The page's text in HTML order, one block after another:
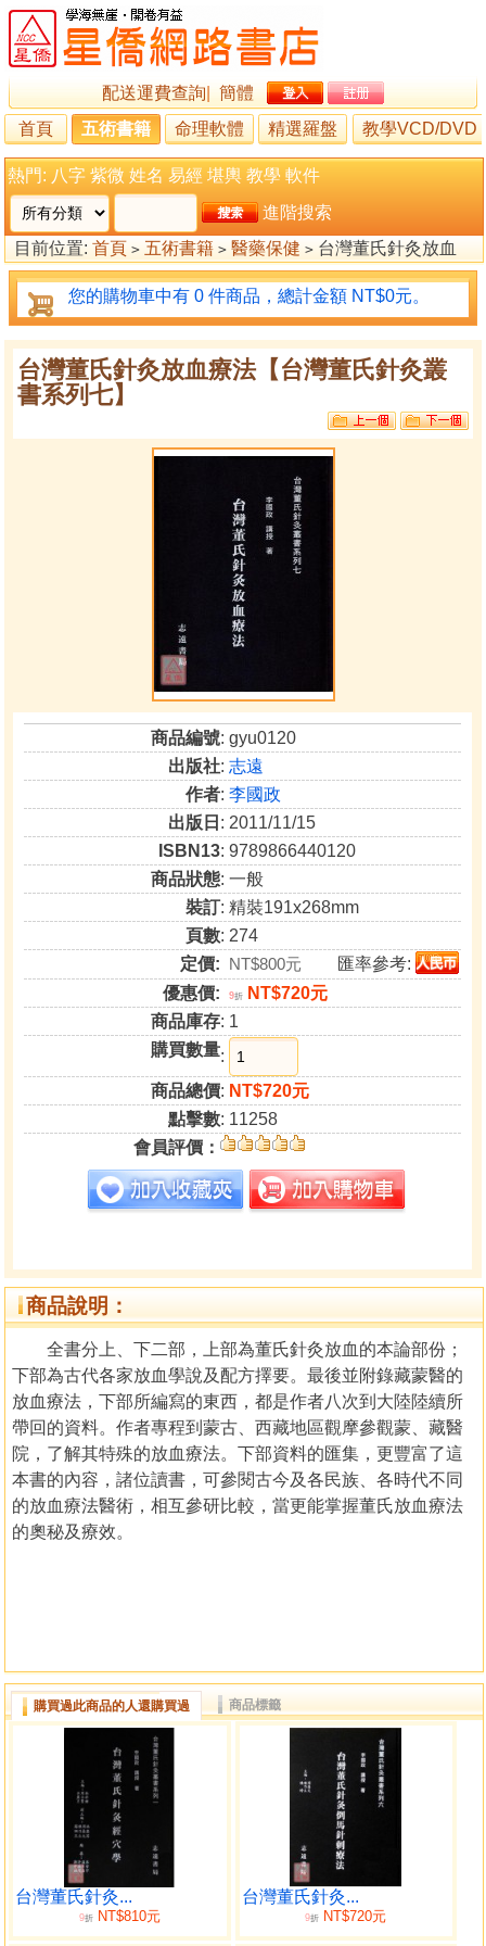
配送運費查詢
簡體
首頁
五術書籍 命理軟體 精選羅盤 教學VCD/DVD
熱門: 八字 紫微 姓名 易經 堪輿 教學 軟件
進階搜索
目前位置: 首頁 > 五術書籍 > 醫藥保健 > 台灣董氏針灸放血
療法【台灣董氏針灸叢書系列七】
您的購物車中有 0 件商品，總計金額 NT$0元。
台灣董氏針灸放血療法【台灣董氏針灸叢
書系列七】
商品編號: gyu0120
出版社:志遠
作者:李國政
出版日 : 2011/11/15
ISBN13: 9789866440120
商品狀態: 一般
裝訂: 精裝191x268mm
頁數: 274
定價: NT$800元
匯率參考:
優惠價:
9折
NT$720元
商品庫存: 1
購買數量:
商品總價: NT$720元
點擊數: 11258
會員評價：
商品說明：
全書分上、下二部，上部為董氏針灸放血的本論部份；
下部為古代各家放血學說及配方擇要。最後並附錄藏蒙醫的
放血療法，下部所編寫的東西，都是作者八次到大陸陸續所
帶回的資料。作者專程到蒙古、西藏地區觀摩參觀蒙、藏醫
院，了解其特殊的放血療法。下部資料的匯集，更豐富了這
本書的內容，諸位讀書，可參閱古今及各民族、各時代不同
的放血療法醫術，相互參研比較，當更能掌握董氏放血療法
的奧秘及療效。
購買過此商品的人還購買過 商品標籤
台灣董氏針灸...
9折NT$810元
台灣董氏針灸...
9折 NT$720元